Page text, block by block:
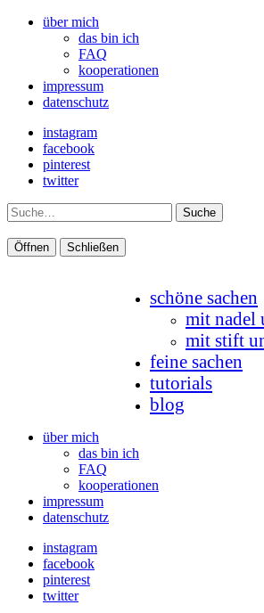
über mich
das bin ich
FAQ
kooperationen
impressum
datenschutz
instagram
facebook
pinterest
twitter
Suche
Öffnen Schließen
schöne sachen
mit nadel
mit stift
feine sachen
tutorials
blog
über mich
das bin ich
FAQ
kooperationen
impressum
datenschutz
instagram
facebook
pinterest
twitter